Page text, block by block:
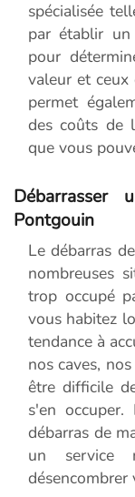
spécialisée
par établir
pour
valeur et
permet
des coûts de
que vous
Débarrasser
Pontgouin
Le débarras
nombreuses
trop occupé
vous habitez
tendance à
nos caves,
être difficile
s'en
débarras de
un service